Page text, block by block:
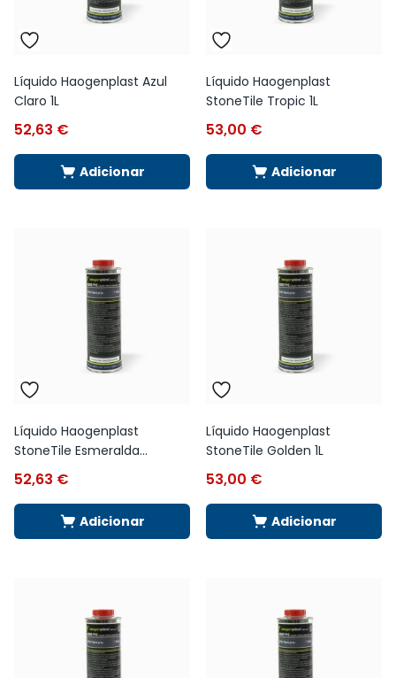
Líquido Haogenplast Azul
Claro 1L
52,63 €
Adicionar
Líquido Haogenplast
StoneTile Tropic 1L
53,00 €
Adicionar
Líquido Haogenplast
StoneTile Esmeralda...
52,63 €
Adicionar
Líquido Haogenplast
StoneTile Golden 1L
53,00 €
Adicionar